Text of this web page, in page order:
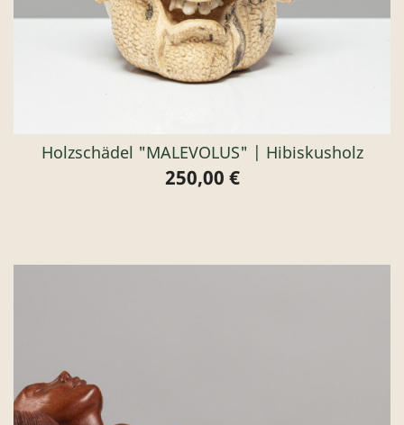
Holzschädel "MALEVOLUS" | Hibiskusholz
Preis
250,00 €